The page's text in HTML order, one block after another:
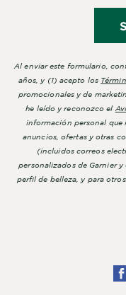
Al enviar este formulario,
años, y (1) acepto los
promocionales y de
he leído y reconozco el
información personal que
anuncios, ofertas y otras
(incluidos correos
personalizados de Garnier y
perfil de belleza, y para